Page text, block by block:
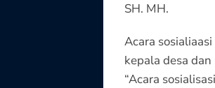
SH. MH.
Acara
kepala desa
“Acara